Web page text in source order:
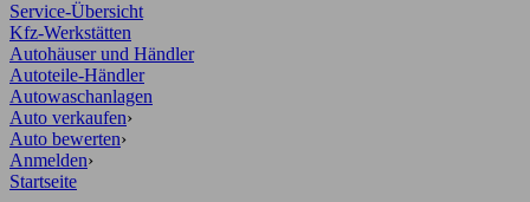
Service-Übersicht
Kfz-Werkstätten
Autohäuser und Händler
Autoteile-Händler
Autowaschanlagen
Auto verkaufen›
Auto bewerten›
Anmelden›
Startseite